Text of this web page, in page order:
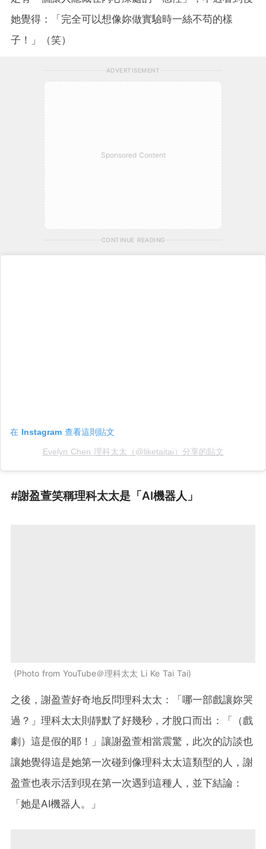
她覺得：「完全可以想像妳做實驗時一絲不苟的樣
子！」（笑）
ADVERTISEMENT
Sponsored Content
CONTINUE READING
在 Instagram 查看這則貼文
Evelyn Chen 理科太太（@liketaitai）分享的貼文
#謝盈萱笑稱理科太太是「AI機器人」
Photo from YouTube＠理科太太 Li Ke Tai Tai
之後，謝盈萱好奇地反問理科太太：「哪一部戲讓妳哭
過？」理科太太則靜默了好幾秒，才脫口而出：「（戲
劇）這是假的耶！」讓謝盈萱相當震驚，此次的訪談也
讓她覺得這是她第一次碰到像理科太太這類型的人，謝
盈萱也表示活到現在第一次遇到這種人，並下結論：
「她是AI機器人。」